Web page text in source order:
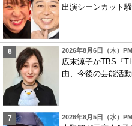
出演シーンカット
2026年8月6日（木）
広末涼子がTBS『
由、今後の芸能活
2026年8月5日（水）